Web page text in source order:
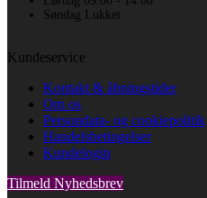
Søndag Lukket
Kundeservice
Kontakt & åbningstider
Om os
Persondata- og cookiepolitik
Handelsbetingelser
Kundelogin
Tilmeld Nyhedsbrev